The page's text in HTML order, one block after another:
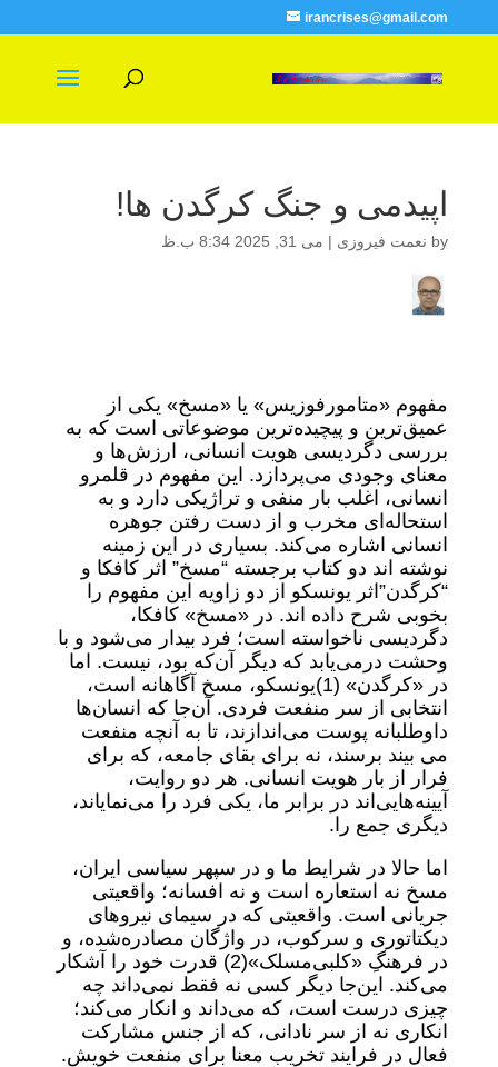
irancrises@gmail.com
اپیدمی و جنگ کرگدن ها!
by نعمت فیروزی | می 31, 2025 8:34 ب.ظ
مفهوم «متامورفوزیس» یا «مسخ» یکی از
عمیق‌ترین و پیچیده‌ترین موضوعاتی است که به
بررسی دگردیسی هویت انسانی، ارزش‌ها و
معنای وجودی می‌پردازد. این مفهوم در قلمرو
انسانی، اغلب بار منفی و تراژیکی دارد و به
استحاله‌ای مخرب و از دست رفتن جوهره
انسانی اشاره می‌کند. بسیاری در این زمینه
نوشته اند دو کتاب برجسته “مسخ” اثر کافکا و
“کرگدن”اثر یونسکو از دو زاویه این مفهوم را
بخوبی شرح داده اند. در «مسخ» کافکا،
دگردیسی ناخواسته است؛ فرد بیدار می‌شود و با
وحشت درمی‌یابد که دیگر آن‌که بود، نیست. اما
در «کرگدن» (1)یونسکو، مسخ آگاهانه است،
انتخابی از سر منفعت فردی. آن‌جا که انسان‌ها
داوطلبانه پوست می‌اندازند، تا به آنچه منفعت
می بیند برسند، نه برای بقای جامعه، که برای
فرار از بار هویت انسانی. هر دو روایت،
آیینه‌هایی‌اند در برابر ما، یکی فرد را می‌نمایاند،
دیگری جمع را.
اما حالا در شرایط ما و در سپهر سیاسی ایران،
مسخ نه استعاره است و نه افسانه؛ واقعیتی
جریانی است. واقعیتی که در سیمای نیروهای
دیکتاتوری و سرکوب، در واژگان مصادره‌شده، و
در فرهنگِ «کلبی‌مسلک»(2) قدرت خود را آشکار
می‌کند. این‌جا دیگر کسی نه فقط نمی‌داند چه
چیزی درست است، که می‌داند و انکار می‌کند؛
انکاری نه از سر نادانی، که از جنس مشارکت
فعال در فرایند تخریب معنا برای منفعت خویش.